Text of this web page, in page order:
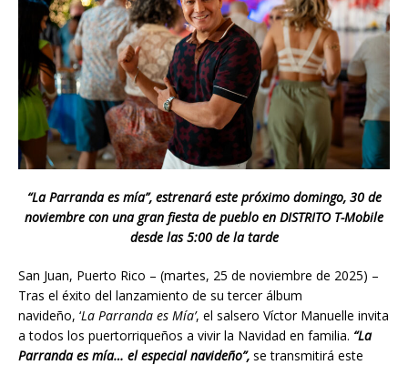
“La Parranda es mía”, estrenará este próximo domingo, 30 de
noviembre con una gran fiesta de pueblo en DISTRITO T-Mobile
desde las 5:00 de la tarde
San Juan, Puerto Rico – (martes, 25 de noviembre de 2025) –
Tras el éxito del lanzamiento de su tercer álbum
navideño, ‘La Parranda es Mía’, el salsero Víctor Manuelle invita
a todos los puertorriqueños a vivir la Navidad en familia. “La
Parranda es mía… el especial navideño”, se transmitirá este